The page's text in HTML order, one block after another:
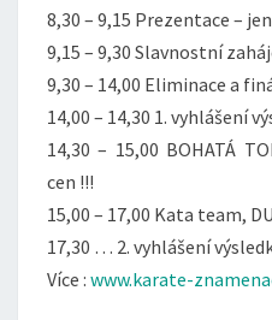
8,30 – 9,15 Prezentace –
9,15 – 9,30 Slavnostní
9,30 – 14,00 Eliminace a
14,00 – 14,30 1. vyhlášení
14,30 – 15,00 BOHATÁ
cen !!!
15,00 – 17,00 Kata team,
17,30 … 2. vyhlášení
Více : www.karate-